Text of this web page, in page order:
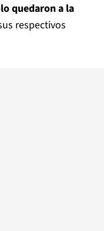
quedaron a la
respectivos